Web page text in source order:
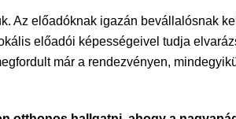
Az előadóknak igazán bevállalósnak
előadói képességeivel tudja
már a rendezvényen,